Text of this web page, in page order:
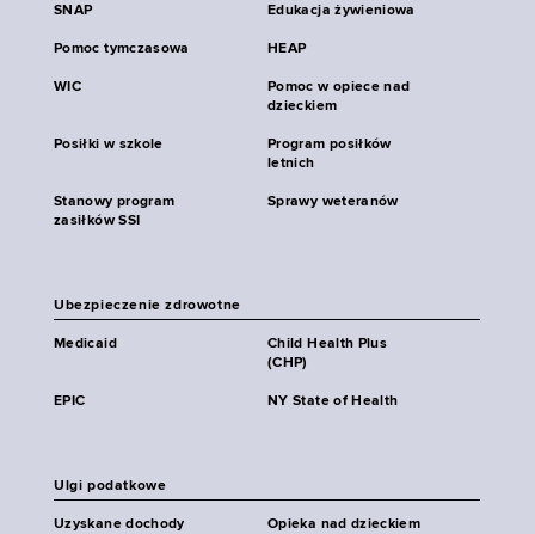
SNAP Edukacja żywieniowa
Pomoc tymczasowa HEAP
WIC
Pomoc w opiece nad
dzieckiem
Posiłki w szkole
Program posiłków
letnich
Stanowy program
zasiłków SSI
Sprawy weteranów
Ubezpieczenie zdrowotne
Medicaid
Child Health Plus
(CHP)
EPIC NY State of Health
Ulgi podatkowe
Uzyskane dochody
Opieka nad dzieckiem